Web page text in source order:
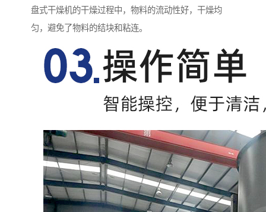
盘式干燥机的干燥过程中，物料的流动性好，干燥均
匀，避免了物料的结块和粘连。